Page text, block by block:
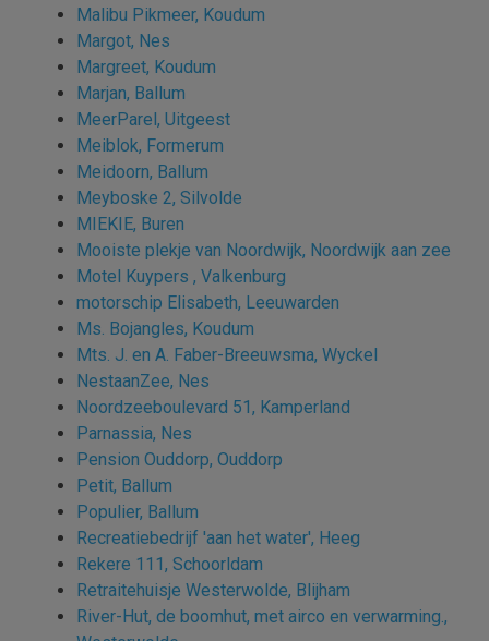
Malibu Pikmeer, Koudum
Margot, Nes
Margreet, Koudum
Marjan, Ballum
MeerParel, Uitgeest
Meiblok, Formerum
Meidoorn, Ballum
Meyboske 2, Silvolde
MIEKIE, Buren
Mooiste plekje van Noordwijk, Noordwijk aan zee
Motel Kuypers , Valkenburg
motorschip Elisabeth, Leeuwarden
Ms. Bojangles, Koudum
Mts. J. en A. Faber-Breeuwsma, Wyckel
NestaanZee, Nes
Noordzeeboulevard 51, Kamperland
Parnassia, Nes
Pension Ouddorp, Ouddorp
Petit, Ballum
Populier, Ballum
Recreatiebedrijf 'aan het water', Heeg
Rekere 111, Schoorldam
Retraitehuisje Westerwolde, Blijham
River-Hut, de boomhut, met airco en verwarming.,